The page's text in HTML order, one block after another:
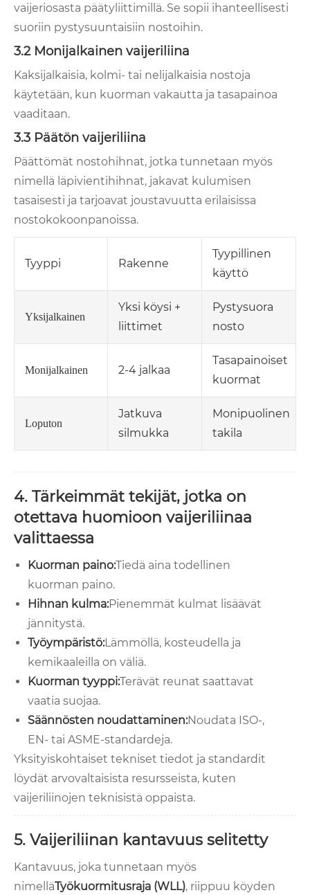
vaijeriosasta päätyliittimillä. Se sopii ihanteellisesti
suoriin pystysuuntaisiin nostoihin.
3.2 Monijalkainen vaijeriliina
Kaksijalkaisia, kolmi- tai nelijalkaisia ​​nostoja
käytetään, kun kuorman vakautta ja tasapainoa
vaaditaan.
3.3 Päätön vaijeriliina
Päättömät nostohihnat, jotka tunnetaan myös
nimellä läpivientihihnat, jakavat kulumisen
tasaisesti ja tarjoavat joustavuutta erilaisissa
nostokokoonpanoissa.
Tyyppi Rakenne
Tyypillinen
käyttö
Yksijalkainen
Yksi köysi +
liittimet
Pystysuora
nosto
Monijalkainen 2-4 jalkaa
Tasapainoiset
kuormat
Loputon
Jatkuva
silmukka
Monipuolinen
takila
4. Tärkeimmät tekijät, jotka on
otettava huomioon vaijeriliinaa
valittaessa
Kuorman paino:Tiedä aina todellinen
kuorman paino.
Hihnan kulma:Pienemmät kulmat lisäävät
jännitystä.
Työympäristö:Lämmöllä, kosteudella ja
kemikaaleilla on väliä.
Kuorman tyyppi:Terävät reunat saattavat
vaatia suojaa.
Säännösten noudattaminen:Noudata ISO-,
EN- tai ASME-standardeja.
Yksityiskohtaiset tekniset tiedot ja standardit
löydät arvovaltaisista resursseista, kuten
vaijeriliinojen teknisistä oppaista.
5. Vaijeriliinan kantavuus selitetty
Kantavuus, joka tunnetaan myös
nimelläTyökuormitusraja (WLL), riippuu köyden